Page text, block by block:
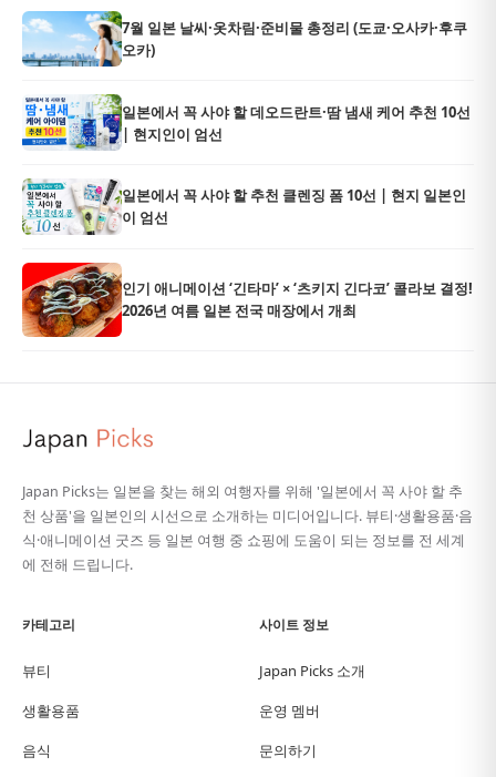
7월 일본 날씨·옷차림·준비물 총정리 (도쿄·오사카·후쿠
오카)
일본에서 꼭 사야 할 데오드란트·땀 냄새 케어 추천 10선
| 현지인이 엄선
일본에서 꼭 사야 할 추천 클렌징 폼 10선 | 현지 일본인
이 엄선
인기 애니메이션 ‘긴타마’ × ‘츠키지 긴다코’ 콜라보 결정!
2026년 여름 일본 전국 매장에서 개최
Japan Picks는 일본을 찾는 해외 여행자를 위해 '일본에서 꼭 사야 할 추
천 상품'을 일본인의 시선으로 소개하는 미디어입니다. 뷰티·생활용품·음
식·애니메이션 굿즈 등 일본 여행 중 쇼핑에 도움이 되는 정보를 전 세계
에 전해 드립니다.
카테고리
뷰티
생활용품
음식
사이트 정보
Japan Picks 소개
운영 멤버
문의하기